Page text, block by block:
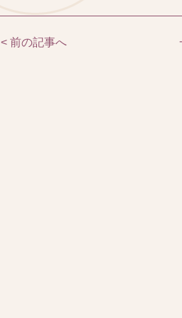
< 前の記事へ